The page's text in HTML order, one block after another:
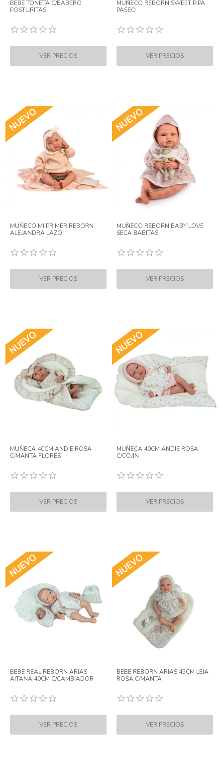
BEBE TONETA C/BABERO
POSTURITAS
MUÑECO REBORN SWEET PIPA
PASEO
MUÑECO MI PRIMER REBORN
ALEJANDRA LAZO
MUÑECO REBORN BABY LOVE
SECA BABITAS
MUÑECA 40CM ANDIE ROSA
C/MANTA FLORES
MUÑECA 40CM ANDIE ROSA
C/COJIN
BEBE REAL REBORN ARIAS
AITANA 40CM C/CAMBIADOR
BEBE REBORN ARIAS 45CM LEIA
ROSA C/MANTA